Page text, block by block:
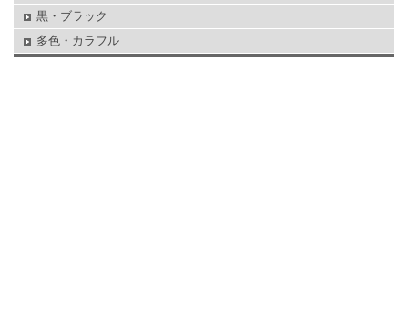
黒・ブラック
多色・カラフル